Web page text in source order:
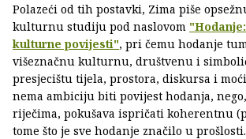
Polazeći od tih postavki, Zima piše
kulturnu studiju pod naslovom
kulturne povijesti", pri čemu hodanje
višeznačnu kulturnu, društvenu i
presjecištu tijela, prostora, diskursa i
nema ambiciju biti povijest hodanja,
riječima, pokušava ispričati koherentnu
tome što je sve hodanje značilo u